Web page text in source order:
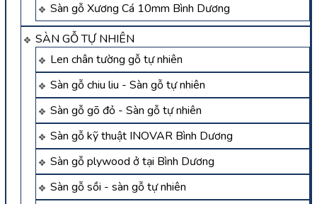
Sàn gỗ Xương Cá 10mm Bình Dương
SÀN GỖ TỰ NHIÊN
Len chân tường gỗ tự nhiên
Sàn gỗ chiu liu - Sàn gỗ tự nhiên
Sàn gỗ gõ đỏ - Sàn gỗ tự nhiên
Sàn gỗ kỹ thuật INOVAR Bình Dương
Sàn gỗ plywood ở tại Bình Dương
Sàn gỗ sồi - sàn gỗ tự nhiên